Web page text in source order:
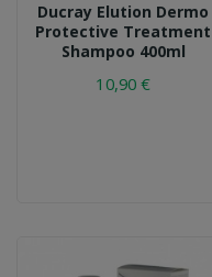
Ducray Elution Dermo
Protective Treatment
Shampoo 400ml
10,90 €